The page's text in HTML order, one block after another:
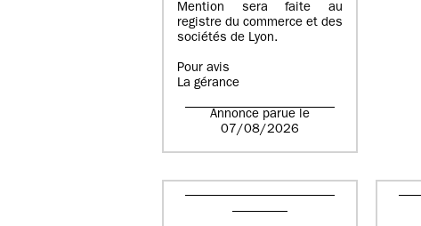
Mention sera faite au
registre du commerce et des
sociétés de Lyon.
Pour avis
La gérance
Annonce parue le
07/08/2026